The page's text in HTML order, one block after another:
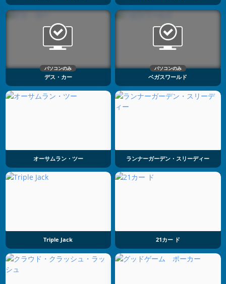
パソコンのみ
デス・カー
パソコンのみ
ベガスワールド
オーサムラン・ツー ランナーガーデン・スリーディー
Triple Jack 21カー ド